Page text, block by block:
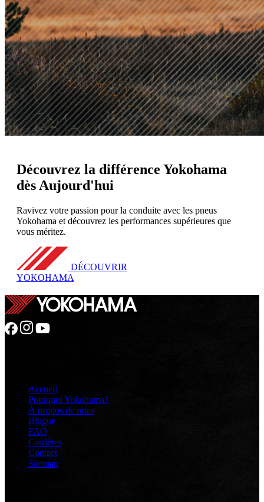
Découvrez la différence Yokohama
dès Aujourd'hui
Ravivez votre passion pour la conduite avec les pneus
Yokohama et découvrez les performances supérieures que
vous méritez.
DÉCOUVRIR
YOKOHAMA
Accueil
Pourquoi Yokohama?
À propos de nous
Blogue
FAQ
Carrières
Contact
Sitemap